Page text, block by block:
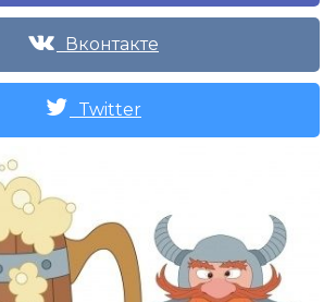
Вконтакте
Twitter